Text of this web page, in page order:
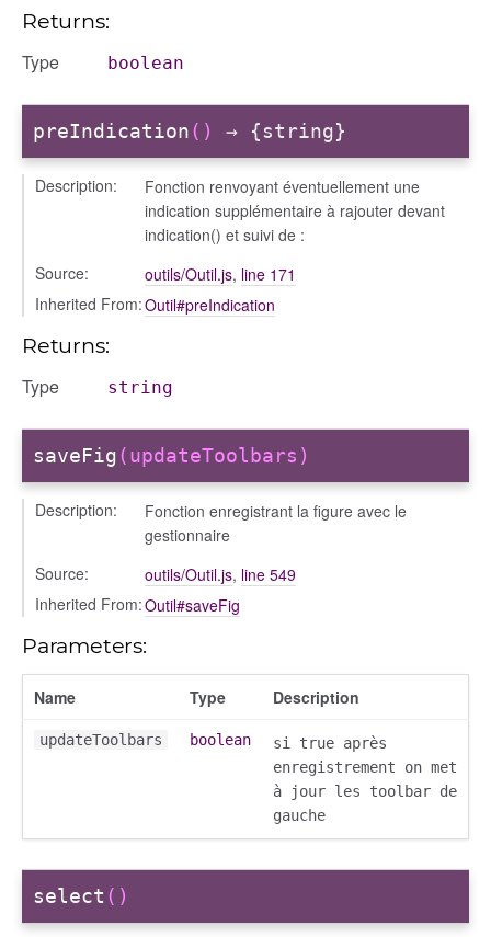
Returns:
Type boolean
preIndication() → {string}
Description:
Fonction renvoyant éventuellement une
indication supplémentaire à rajouter devant
indication() et suivi de :
Source:
outils/Outil.js, line 171
Inherited From:Outil#preIndication
Returns:
Type string
saveFig(updateToolbars)
Description:
Fonction enregistrant la figure avec le
gestionnaire
Source:
outils/Outil.js, line 549
Inherited From:Outil#saveFig
Parameters:
Name Type Description
updateToolbars boolean
si true après
enregistrement on met
à jour les toolbar de
gauche
select ()